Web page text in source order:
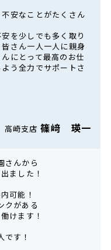
安なことがたくさん
を少しでも多く取り
さん一人一人に親身
にとって最高のお仕
う全力でサポートさ
高崎支店篠﨑 瑛一
さんから
ました！
可能！
クがある
けます！
す！